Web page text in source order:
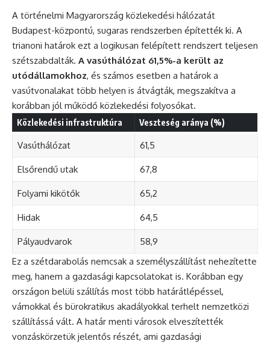
A történelmi Magyarország közlekedési hálózatát
Budapest-központú, sugaras rendszerben építették ki. A
trianoni határok ezt a logikusan felépített rendszert teljesen
szétszabdalták. A vasúthálózat 61,5%-a került az
utódállamokhoz, és számos esetben a határok a
vasútvonalakat több helyen is átvágták, megszakítva a
korábban jól működő közlekedési folyosókat.
Közlekedési infrastruktúra Veszteség aránya (%)
Vasúthálózat 61,5
Elsőrendű utak 67,8
Folyami kikötők 65,2
Hidak 64,5
Pályaudvarok
58,9
Ez a szétdarabolás nemcsak a személyszállítást nehezítette
meg, hanem a gazdasági kapcsolatokat is. Korábban egy
országon belüli szállítás most több határátlépéssel,
vámokkal és bürokratikus akadályokkal terhelt nemzetközi
szállítássá vált. A határ menti városok elveszítették
vonzáskörzetük jelentős részét, ami gazdasági